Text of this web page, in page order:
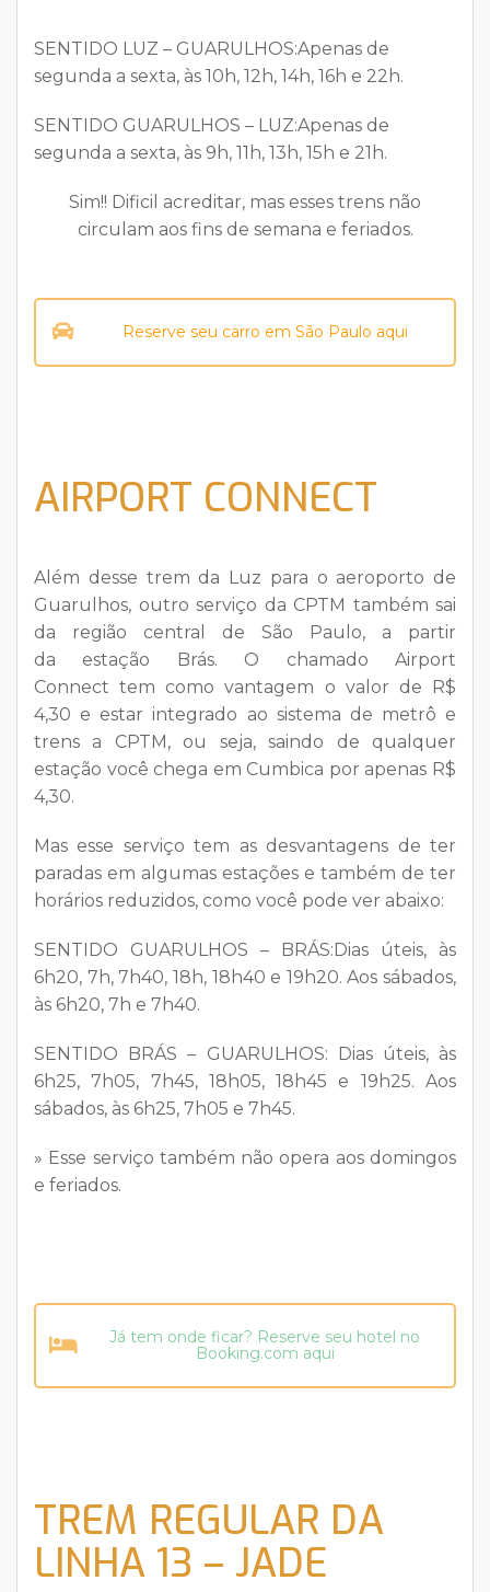
SENTIDO LUZ – GUARULHOS:Apenas de
segunda a sexta, às 10h, 12h, 14h, 16h e 22h.
SENTIDO GUARULHOS – LUZ:Apenas de
segunda a sexta, às 9h, 11h, 13h, 15h e 21h.
Sim!! Dificil acreditar, mas esses trens não
circulam aos fins de semana e feriados.
Reserve seu carro em São Paulo aqui
AIRPORT CONNECT
Além desse trem da Luz para o aeroporto de
Guarulhos, outro serviço da CPTM também sai
da região central de São Paulo, a partir
da
estação Brás. O chamado
Airport
Connect tem como vantagem o valor de
R$
4,30 e estar integrado ao sistema de metrô e
trens a CPTM, ou seja, saindo de qualquer
estação você chega em Cumbica por apenas R$
4,30.
Mas esse serviço tem as desvantagens de ter
paradas em algumas estações e também de ter
horários reduzidos, como você pode ver abaixo:
SENTIDO GUARULHOS – BRÁS:Dias úteis, às
6h20, 7h, 7h40, 18h, 18h40 e 19h20. Aos sábados,
às 6h20, 7h e 7h40.
SENTIDO BRÁS – GUARULHOS: Dias úteis, às
6h25, 7h05, 7h45, 18h05, 18h45 e 19h25. Aos
sábados, às 6h25, 7h05 e 7h45.
» Esse serviço também não opera aos domingos
e feriados.
Já tem onde ficar? Reserve seu hotel no
Booking.com aqui
TREM REGULAR DA
LINHA 13 – JADE